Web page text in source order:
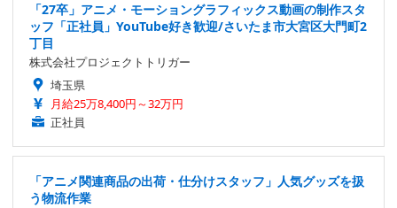
「27卒」アニメ・モーショングラフィックス動画の制作スタ
ッフ「正社員」YouTube好き歓迎/さいたま市大宮区大門町2
丁目
株式会社プロジェクトトリガー
埼玉県
月給25万8,400円～32万円
正社員
「アニメ関連商品の出荷・仕分けスタッフ」人気グッズを扱
う物流作業